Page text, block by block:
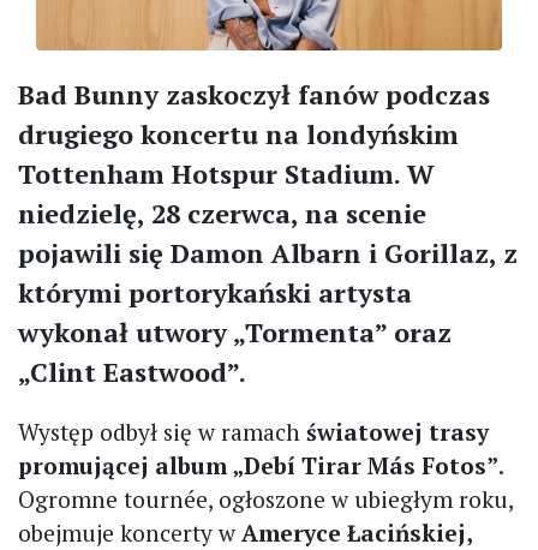
Bad Bunny zaskoczył fanów podczas
drugiego koncertu na londyńskim
Tottenham Hotspur Stadium. W
niedzielę, 28 czerwca, na scenie
pojawili się Damon Albarn i Gorillaz, z
którymi portorykański artysta
wykonał utwory „Tormenta” oraz
„Clint Eastwood”.
Występ odbył się w ramach światowej trasy
promującej album „Debí Tirar Más Fotos”.
Ogromne tournée, ogłoszone w ubiegłym roku,
obejmuje koncerty w Ameryce Łacińskiej,